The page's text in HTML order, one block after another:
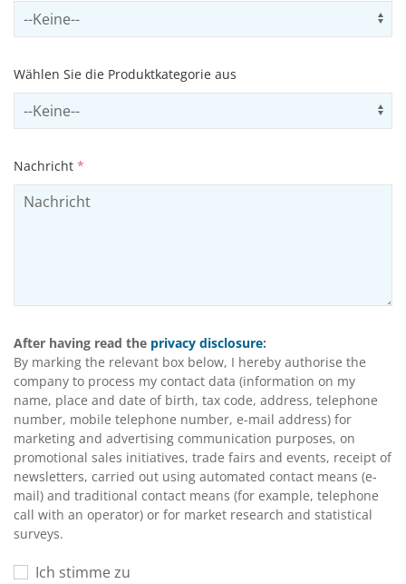
Select subSector
Wählen Sie die Produktkategorie aus
Select productCategory
Nachricht *
After having read the privacy disclosure:
By marking the relevant box below, I hereby authorise the
company to process my contact data (information on my
name, place and date of birth, tax code, address, telephone
number, mobile telephone number, e-mail address) for
marketing and advertising communication purposes, on
promotional sales initiatives, trade fairs and events, receipt of
newsletters, carried out using automated contact means (e-
mail) and traditional contact means (for example, telephone
call with an operator) or for market research and statistical
surveys.
Ich stimme zu